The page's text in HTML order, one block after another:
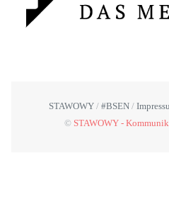
STAWOWY #BSEN
© STAWOWY -